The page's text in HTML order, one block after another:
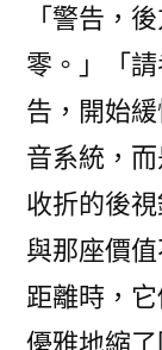
「警告，
零。」「
告，開始
音系統，
收折的後
與那座價
距離時，
優雅地縮